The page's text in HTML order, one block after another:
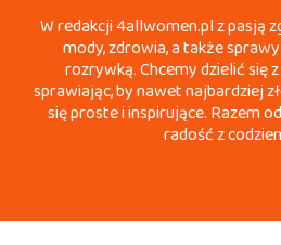
W redakcji 4allwomen.pl z pasją
mody, zdrowia, a także
rozrywką. Chcemy dzielić się
sprawiając, by nawet najbardziej
się proste i inspirujące. Razem
radość z